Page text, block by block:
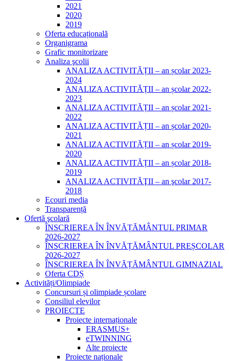
2021
2020
2019
Oferta educațională
Organigrama
Grafic monitorizare
Analiza şcolii
ANALIZA ACTIVITĂȚII – an școlar 2023-
2024
ANALIZA ACTIVITĂȚII – an școlar 2022-
2023
ANALIZA ACTIVITĂȚII – an școlar 2021-
2022
ANALIZA ACTIVITĂȚII – an școlar 2020-
2021
ANALIZA ACTIVITĂȚII – an școlar 2019-
2020
ANALIZA ACTIVITĂȚII – an școlar 2018-
2019
ANALIZA ACTIVITĂŢII – an şcolar 2017-
2018
Ecouri media
Transparență
Ofertă şcolară
ÎNSCRIEREA ÎN ÎNVĂȚĂMÂNTUL PRIMAR
2026-2027
ÎNSCRIEREA ÎN ÎNVĂȚĂMÂNTUL PREȘCOLAR
2026-2027
ÎNSCRIEREA ÎN ÎNVĂȚĂMÂNTUL GIMNAZIAL
Oferta CDȘ
Activități/Olimpiade
Concursuri și olimpiade școlare
Consiliul elevilor
PROIECTE
Proiecte internaționale
ERASMUS+
eTWINNING
Alte proiecte
Proiecte naționale